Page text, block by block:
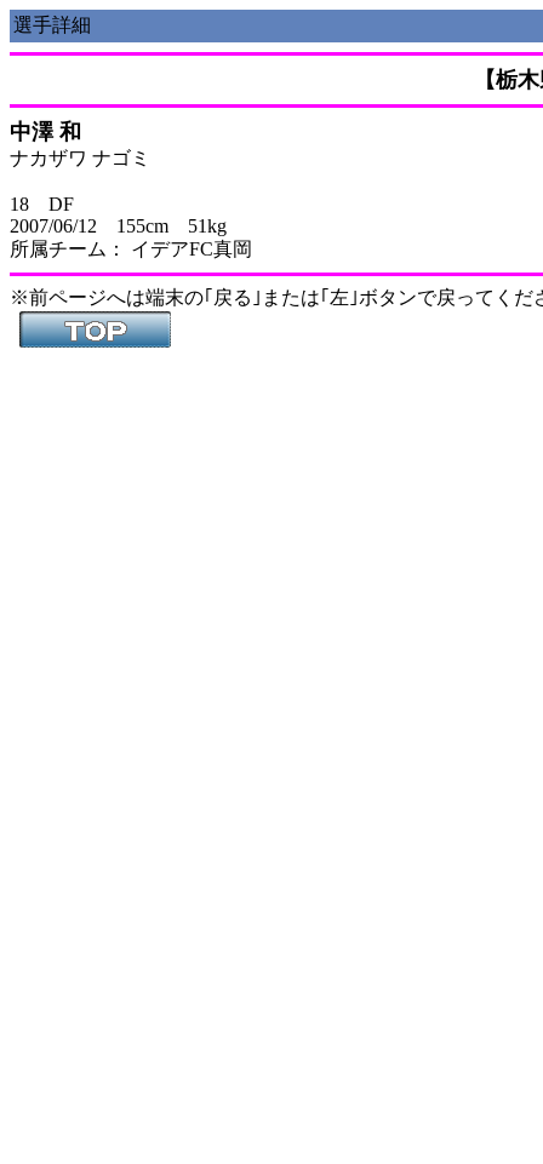
選手詳細
【栃
中澤 和
ナカザワ ナゴミ
18 DF
2007/06/12 155cm 51kg
所属チーム： イデアFC真岡
※前ページへは端末の｢戻る｣または｢左｣ボタンで戻ってくだ